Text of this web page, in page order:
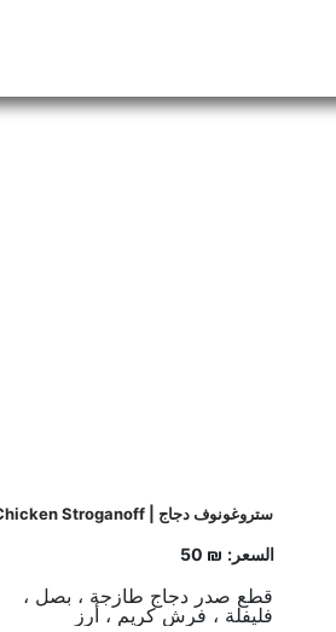
ستروغونوف دجاج | Chicken Stroganoff
السعر: ₪ 50
قطع صدر دجاج طازجة ، بصل ،
فليفلة ، فرش كريم ، أرز